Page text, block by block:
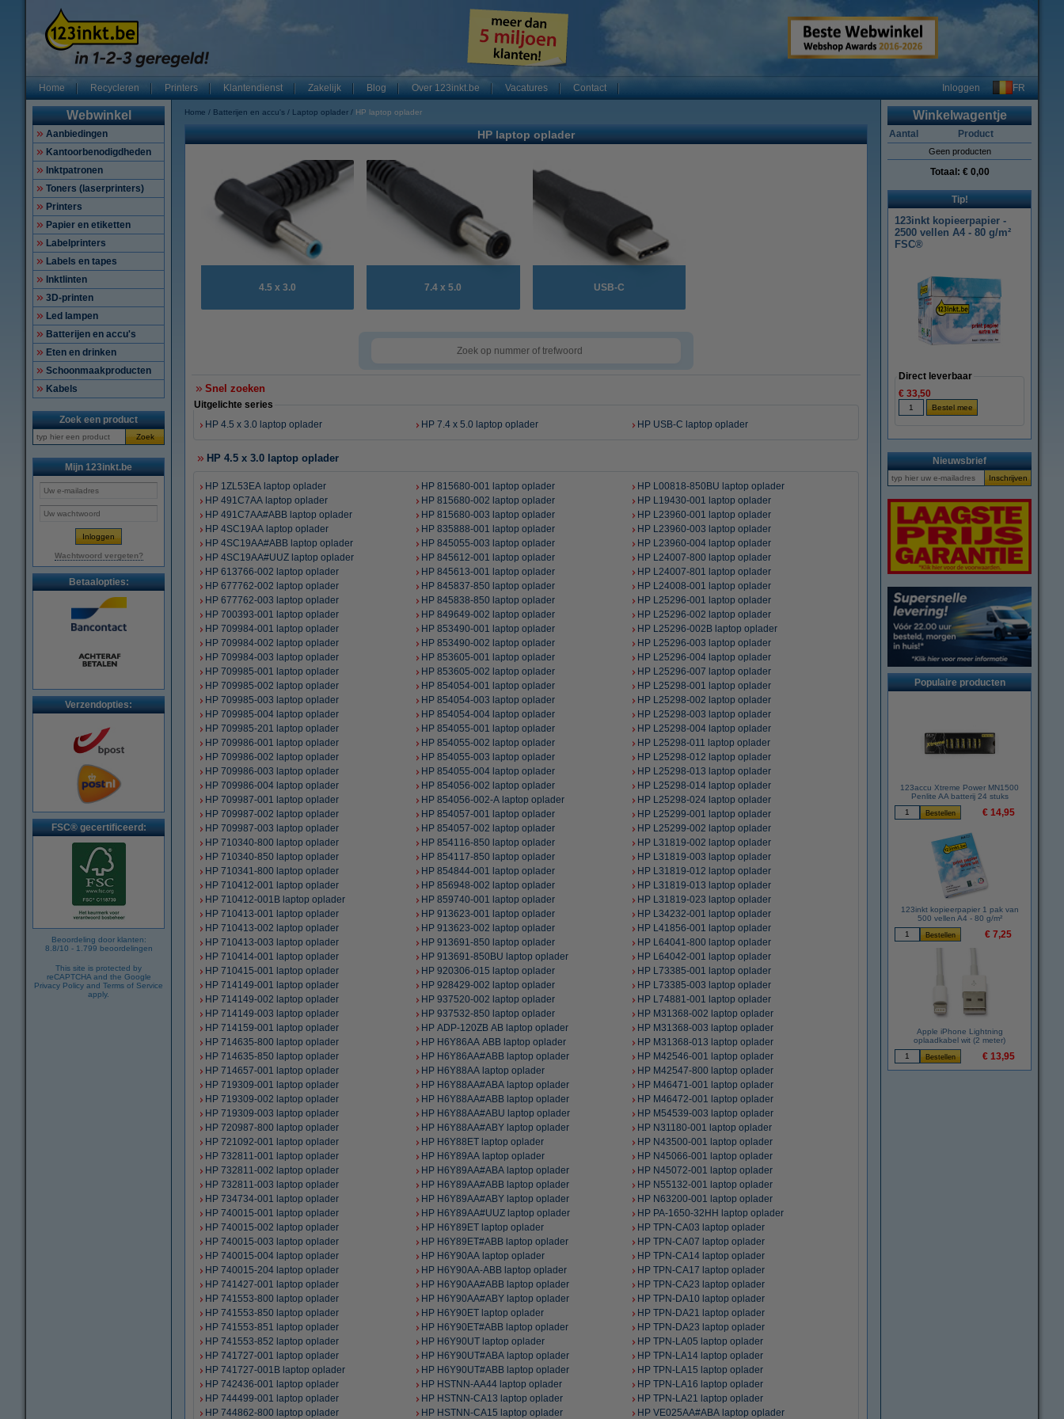
Home Recycleren Printers Klantendienst Zakelijk Blog Over 123inkt.be Vacatures Contact Inloggen FR
Webwinkel
Aanbiedingen
Kantoorbenodigdheden
Inktpatronen
Toners (laserprinters)
Printers
Papier en etiketten
Labelprinters
Labels en tapes
Inktlinten
3D-printen
Led lampen
Batterijen en accu's
Eten en drinken
Schoonmaakproducten
Kabels
Zoek een product
Zoek
Mijn 123inkt.be
Wachtwoord vergeten?
Betaalopties:
Verzendopties:
FSC® gecertificeerd:
Beoordeling door klanten:
8.8/10 - 1.799 beoordelingen
This site is protected by
reCAPTCHA and the Google
Privacy Policy and Terms of Service
apply.
Home Batterijen en accu's Laptop oplader HP laptop oplader
HP laptop oplader
4.5 x 3.0 7.4 x 5.0 USB-C
Snel zoeken
Uitgelichte series
HP 4.5 x 3.0 laptop oplader
HP 7.4 x 5.0 laptop oplader HP USB-C laptop oplader
HP 4.5 x 3.0 laptop oplader
HP 1ZL53EA laptop oplader
HP 491C7AA laptop oplader
HP 491C7AA#ABB laptop oplader
HP 4SC19AA laptop oplader
HP 4SC19AA#ABB laptop oplader
HP 4SC19AA#UUZ laptop oplader
HP 613766-002 laptop oplader
HP 677762-002 laptop oplader
HP 677762-003 laptop oplader
HP 700393-001 laptop oplader
HP 709984-001 laptop oplader
HP 709984-002 laptop oplader
HP 709984-003 laptop oplader
HP 709985-001 laptop oplader
HP 709985-002 laptop oplader
HP 709985-003 laptop oplader
HP 709985-004 laptop oplader
HP 709985-201 laptop oplader
HP 709986-001 laptop oplader
HP 709986-002 laptop oplader
HP 709986-003 laptop oplader
HP 709986-004 laptop oplader
HP 709987-001 laptop oplader
HP 709987-002 laptop oplader
HP 709987-003 laptop oplader
HP 710340-800 laptop oplader
HP 710340-850 laptop oplader
HP 710341-800 laptop oplader
HP 710412-001 laptop oplader
HP 710412-001B laptop oplader
HP 710413-001 laptop oplader
HP 710413-002 laptop oplader
HP 710413-003 laptop oplader
HP 710414-001 laptop oplader
HP 710415-001 laptop oplader
HP 714149-001 laptop oplader
HP 714149-002 laptop oplader
HP 714149-003 laptop oplader
HP 714159-001 laptop oplader
HP 714635-800 laptop oplader
HP 714635-850 laptop oplader
HP 714657-001 laptop oplader
HP 719309-001 laptop oplader
HP 719309-002 laptop oplader
HP 719309-003 laptop oplader
HP 720987-800 laptop oplader
HP 721092-001 laptop oplader
HP 732811-001 laptop oplader
HP 732811-002 laptop oplader
HP 732811-003 laptop oplader
HP 734734-001 laptop oplader
HP 740015-001 laptop oplader
HP 740015-002 laptop oplader
HP 740015-003 laptop oplader
HP 740015-004 laptop oplader
HP 740015-204 laptop oplader
HP 741427-001 laptop oplader
HP 741553-800 laptop oplader
HP 741553-850 laptop oplader
HP 741553-851 laptop oplader
HP 741553-852 laptop oplader
HP 741727-001 laptop oplader
HP 741727-001B laptop oplader
HP 742436-001 laptop oplader
HP 744499-001 laptop oplader
HP 744862-800 laptop oplader
HP 815680-001 laptop oplader
HP 815680-002 laptop oplader
HP 815680-003 laptop oplader
HP 835888-001 laptop oplader
HP 845055-003 laptop oplader
HP 845612-001 laptop oplader
HP 845613-001 laptop oplader
HP 845837-850 laptop oplader
HP 845838-850 laptop oplader
HP 849649-002 laptop oplader
HP 853490-001 laptop oplader
HP 853490-002 laptop oplader
HP 853605-001 laptop oplader
HP 853605-002 laptop oplader
HP 854054-001 laptop oplader
HP 854054-003 laptop oplader
HP 854054-004 laptop oplader
HP 854055-001 laptop oplader
HP 854055-002 laptop oplader
HP 854055-003 laptop oplader
HP 854055-004 laptop oplader
HP 854056-002 laptop oplader
HP 854056-002-A laptop oplader
HP 854057-001 laptop oplader
HP 854057-002 laptop oplader
HP 854116-850 laptop oplader
HP 854117-850 laptop oplader
HP 854844-001 laptop oplader
HP 856948-002 laptop oplader
HP 859740-001 laptop oplader
HP 913623-001 laptop oplader
HP 913623-002 laptop oplader
HP 913691-850 laptop oplader
HP 913691-850BU laptop oplader
HP 920306-015 laptop oplader
HP 928429-002 laptop oplader
HP 937520-002 laptop oplader
HP 937532-850 laptop oplader
HP ADP-120ZB AB laptop oplader
HP H6Y86AA ABB laptop oplader
HP H6Y86AA#ABB laptop oplader
HP H6Y88AA laptop oplader
HP H6Y88AA#ABA laptop oplader
HP H6Y88AA#ABB laptop oplader
HP H6Y88AA#ABU laptop oplader
HP H6Y88AA#ABY laptop oplader
HP H6Y88ET laptop oplader
HP H6Y89AA laptop oplader
HP H6Y89AA#ABA laptop oplader
HP H6Y89AA#ABB laptop oplader
HP H6Y89AA#ABY laptop oplader
HP H6Y89AA#UUZ laptop oplader
HP H6Y89ET laptop oplader
HP H6Y89ET#ABB laptop oplader
HP H6Y90AA laptop oplader
HP H6Y90AA-ABB laptop oplader
HP H6Y90AA#ABB laptop oplader
HP H6Y90AA#ABY laptop oplader
HP H6Y90ET laptop oplader
HP H6Y90ET#ABB laptop oplader
HP H6Y90UT laptop oplader
HP H6Y90UT#ABA laptop oplader
HP H6Y90UT#ABB laptop oplader
HP HSTNN-AA44 laptop oplader
HP HSTNN-CA13 laptop oplader
HP HSTNN-CA15 laptop oplader
HP L00818-850BU laptop oplader
HP L19430-001 laptop oplader
HP L23960-001 laptop oplader
HP L23960-003 laptop oplader
HP L23960-004 laptop oplader
HP L24007-800 laptop oplader
HP L24007-801 laptop oplader
HP L24008-001 laptop oplader
HP L25296-001 laptop oplader
HP L25296-002 laptop oplader
HP L25296-002B laptop oplader
HP L25296-003 laptop oplader
HP L25296-004 laptop oplader
HP L25296-007 laptop oplader
HP L25298-001 laptop oplader
HP L25298-002 laptop oplader
HP L25298-003 laptop oplader
HP L25298-004 laptop oplader
HP L25298-011 laptop oplader
HP L25298-012 laptop oplader
HP L25298-013 laptop oplader
HP L25298-014 laptop oplader
HP L25298-024 laptop oplader
HP L25299-001 laptop oplader
HP L25299-002 laptop oplader
HP L31819-002 laptop oplader
HP L31819-003 laptop oplader
HP L31819-012 laptop oplader
HP L31819-013 laptop oplader
HP L31819-023 laptop oplader
HP L34232-001 laptop oplader
HP L41856-001 laptop oplader
HP L64041-800 laptop oplader
HP L64042-001 laptop oplader
HP L73385-001 laptop oplader
HP L73385-003 laptop oplader
HP L74881-001 laptop oplader
HP M31368-002 laptop oplader
HP M31368-003 laptop oplader
HP M31368-013 laptop oplader
HP M42546-001 laptop oplader
HP M42547-800 laptop oplader
HP M46471-001 laptop oplader
HP M46472-001 laptop oplader
HP M54539-003 laptop oplader
HP N31180-001 laptop oplader
HP N43500-001 laptop oplader
HP N45066-001 laptop oplader
HP N45072-001 laptop oplader
HP N55132-001 laptop oplader
HP N63200-001 laptop oplader
HP PA-1650-32HH laptop oplader
HP TPN-CA03 laptop oplader
HP TPN-CA07 laptop oplader
HP TPN-CA14 laptop oplader
HP TPN-CA17 laptop oplader
HP TPN-CA23 laptop oplader
HP TPN-DA10 laptop oplader
HP TPN-DA21 laptop oplader
HP TPN-DA23 laptop oplader
HP TPN-LA05 laptop oplader
HP TPN-LA14 laptop oplader
HP TPN-LA15 laptop oplader
HP TPN-LA16 laptop oplader
HP TPN-LA21 laptop oplader
HP VE025AA#ABA laptop oplader
Winkelwagentje
Aantal Product
Geen producten
Totaal: € 0,00
Tip!
123inkt kopieerpapier -
2500 vellen A4 - 80 g/m²
FSC®
Direct leverbaar
€ 33,50
Nieuwsbrief
Populaire producten
123accu Xtreme Power MN1500
Penlite AA batterij 24 stuks
€ 14,95
123inkt kopieerpapier 1 pak van
500 vellen A4 - 80 g/m²
€ 7,25
Apple iPhone Lightning
oplaadkabel wit (2 meter)
€ 13,95